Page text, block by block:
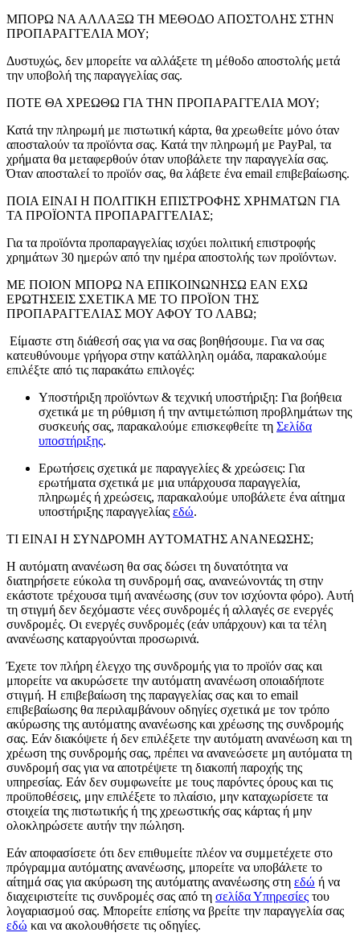
ΜΠΟΡΩ ΝΑ ΑΛΛΑΞΩ ΤΗ ΜΕΘΟΔΟ ΑΠΟΣΤΟΛΗΣ ΣΤΗΝ
ΠΡΟΠΑΡΑΓΓΕΛΙΑ ΜΟΥ;
Δυστυχώς, δεν μπορείτε να αλλάξετε τη μέθοδο αποστολής μετά
την υποβολή της παραγγελίας σας.
ΠΟΤΕ ΘΑ ΧΡΕΩΘΩ ΓΙΑ ΤΗΝ ΠΡΟΠΑΡΑΓΓΕΛΙΑ ΜΟΥ;
Κατά την πληρωμή με πιστωτική κάρτα, θα χρεωθείτε μόνο όταν
αποσταλούν τα προϊόντα σας. Κατά την πληρωμή με PayPal, τα
χρήματα θα μεταφερθούν όταν υποβάλετε την παραγγελία σας.
Όταν αποσταλεί το προϊόν σας, θα λάβετε ένα email επιβεβαίωσης.
ΠΟΙΑ ΕΙΝΑΙ Η ΠΟΛΙΤΙΚΗ ΕΠΙΣΤΡΟΦΗΣ ΧΡΗΜΑΤΩΝ ΓΙΑ
ΤΑ ΠΡΟΪΟΝΤΑ ΠΡΟΠΑΡΑΓΓΕΛΙΑΣ;
Για τα προϊόντα προπαραγγελίας ισχύει πολιτική επιστροφής
χρημάτων 30 ημερών από την ημέρα αποστολής των προϊόντων.
ΜΕ ΠΟΙΟΝ ΜΠΟΡΩ ΝΑ ΕΠΙΚΟΙΝΩΝΗΣΩ ΕΑΝ ΕΧΩ
ΕΡΩΤΗΣΕΙΣ ΣΧΕΤΙΚΑ ΜΕ ΤΟ ΠΡΟΪΟΝ ΤΗΣ
ΠΡΟΠΑΡΑΓΓΕΛΙΑΣ ΜΟΥ ΑΦΟΥ ΤΟ ΛΑΒΩ;
Είμαστε στη διάθεσή σας για να σας βοηθήσουμε. Για να σας
κατευθύνουμε γρήγορα στην κατάλληλη ομάδα, παρακαλούμε
επιλέξτε από τις παρακάτω επιλογές:
Υποστήριξη προϊόντων & τεχνική υποστήριξη: Για βοήθεια
σχετικά με τη ρύθμιση ή την αντιμετώπιση προβλημάτων της
συσκευής σας, παρακαλούμε επισκεφθείτε τη Σελίδα
υποστήριξης.
Ερωτήσεις σχετικά με παραγγελίες & χρεώσεις: Για
ερωτήματα σχετικά με μια υπάρχουσα παραγγελία,
πληρωμές ή χρεώσεις, παρακαλούμε υποβάλετε ένα αίτημα
υποστήριξης παραγγελίας εδώ.
ΤΙ ΕΙΝΑΙ Η ΣΥΝΔΡΟΜΗ ΑΥΤΟΜΑΤΗΣ ΑΝΑΝΕΩΣΗΣ;
Η αυτόματη ανανέωση θα σας δώσει τη δυνατότητα να
διατηρήσετε εύκολα τη συνδρομή σας, ανανεώνοντάς τη στην
εκάστοτε τρέχουσα τιμή ανανέωσης (συν τον ισχύοντα φόρο). Αυτή
τη στιγμή δεν δεχόμαστε νέες συνδρομές ή αλλαγές σε ενεργές
συνδρομές. Οι ενεργές συνδρομές (εάν υπάρχουν) και τα τέλη
ανανέωσης καταργούνται προσωρινά.
Έχετε τον πλήρη έλεγχο της συνδρομής για το προϊόν σας και
μπορείτε να ακυρώσετε την αυτόματη ανανέωση οποιαδήποτε
στιγμή. Η επιβεβαίωση της παραγγελίας σας και το email
επιβεβαίωσης θα περιλαμβάνουν οδηγίες σχετικά με τον τρόπο
ακύρωσης της αυτόματης ανανέωσης και χρέωσης της συνδρομής
σας. Εάν διακόψετε ή δεν επιλέξετε την αυτόματη ανανέωση και τη
χρέωση της συνδρομής σας, πρέπει να ανανεώσετε μη αυτόματα τη
συνδρομή σας για να αποτρέψετε τη διακοπή παροχής της
υπηρεσίας. Εάν δεν συμφωνείτε με τους παρόντες όρους και τις
προϋποθέσεις, μην επιλέξετε το πλαίσιο, μην καταχωρίσετε τα
στοιχεία της πιστωτικής ή της χρεωστικής σας κάρτας ή μην
ολοκληρώσετε αυτήν την πώληση.
Εάν αποφασίσετε ότι δεν επιθυμείτε πλέον να συμμετέχετε στο
πρόγραμμα αυτόματης ανανέωσης, μπορείτε να υποβάλετε το
αίτημά σας για ακύρωση της αυτόματης ανανέωσης στη εδώ ή να
διαχειριστείτε τις συνδρομές σας από τη σελίδα Υπηρεσίες του
λογαριασμού σας. Μπορείτε επίσης να βρείτε την παραγγελία σας
εδώ και να ακολουθήσετε τις οδηγίες.